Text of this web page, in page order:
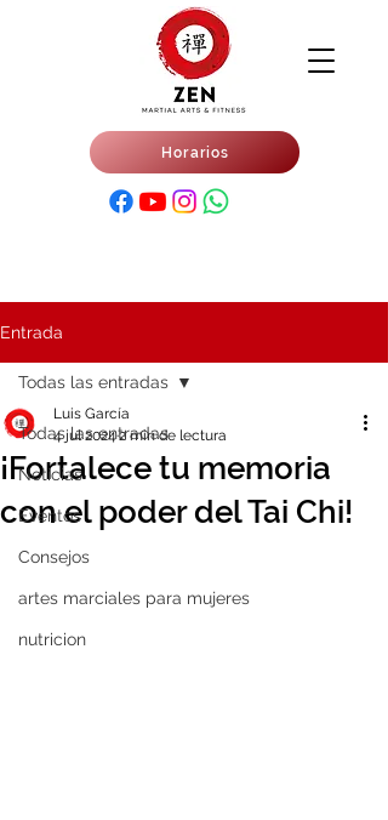
Horarios
Entrada
Todas las entradas
Noticias
Eventos
Consejos
artes marciales para mujeres
nutricion
Todas las entradas
¡Fortalece tu memoria
con el poder del Tai Chi!
Luis García
4 jul 20242 min de lectura